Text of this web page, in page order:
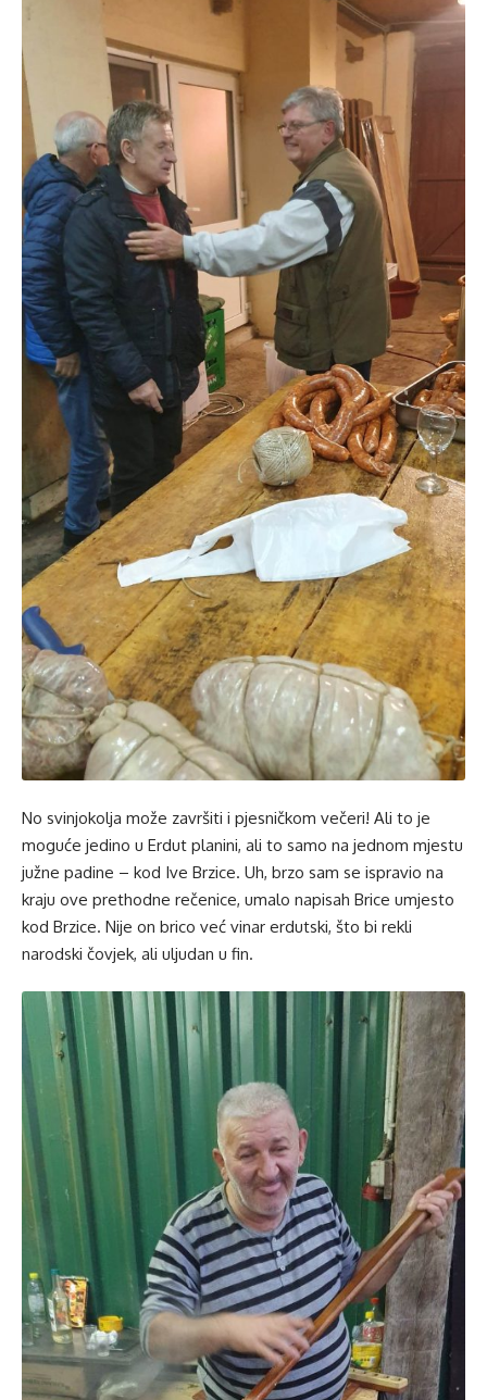
No svinjokolja može završiti i pjesničkom večeri! Ali to je
moguće jedino u Erdut planini, ali to samo na jednom mjestu
južne padine – kod Ive Brzice. Uh, brzo sam se ispravio na
kraju ove prethodne rečenice, umalo napisah Brice umjesto
kod Brzice. Nije on brico već vinar erdutski, što bi rekli
narodski čovjek, ali uljudan u fin.